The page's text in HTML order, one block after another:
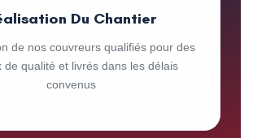
Du Chantier
de nos couvreurs qualifiés pour des
de qualité et livrés dans les délais
convenus